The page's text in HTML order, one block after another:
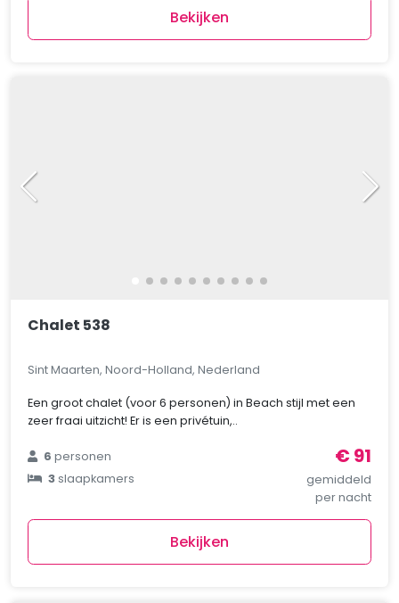
Bekijken
Chalet 538
Sint Maarten, Noord-Holland, Nederland
Een groot chalet (voor 6 personen) in Beach stijl met een
zeer fraai uitzicht! Er is een privétuin,..
6personen
3slaapkamers
€ 91
gemiddeld
per nacht
Bekijken